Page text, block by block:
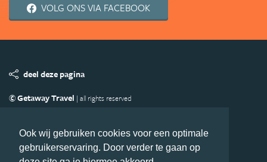
Ook wij gebruiken cookies voor een optimale
gebruikerservaring. Door verder te gaan op
VOLG ONS VIA FACEBOOK
deel deze pagina
© Getaway Travel | all rights reserved
Copyright
Privacy statement Disclaimer
Cookies
Volg Azie.nl